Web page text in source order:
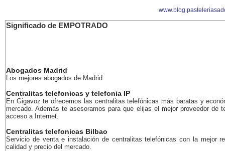
Significado de EMPOTRADO
Abogados Madrid
Los mejores abogados de Madrid
Centralitas telefonicas y telefonia IP
En Gigavoz te ofrecemos las centralitas telefónicas más baratas y
mercado. Además te asesoramos para que elijas el mejor proveedor de
acceso a Internet.
Centralitas telefonicas Bilbao
Servicio de venta e instalación de centralitas telefónicas con la mejor
calidad y precio del mercado.